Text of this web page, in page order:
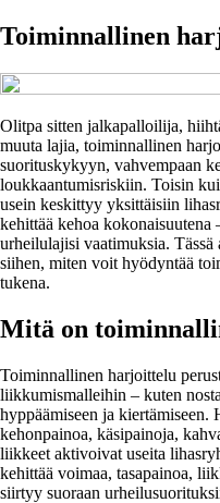
Toiminnallinen
Olitpa sitten jalkapalloilija,
muuta lajia, toiminnallinen
suorituskykyyn, vahvempaan
loukkaantumisriskiin. Toisin
usein keskittyy yksittäisiin
kehittää kehoa
urheilulajisi vaatimuksia.
siihen, miten voit hyödyntää
tukena.
Mitä on
Toiminnallinen harjoittelu
liikkumismalleihin – kuten
hyppäämiseen ja kiertämiseen.
kehonpainoa, käsipainoja,
liikkeet aktivoivat useita
kehittää voimaa, tasapainoa,
siirtyy suoraan